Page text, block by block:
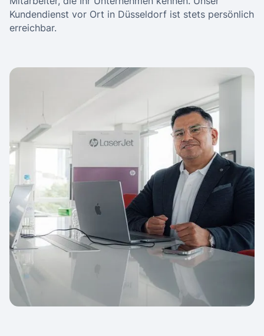
Kundendienst vor Ort in Düsseldorf ist stets persönlich
erreichbar.